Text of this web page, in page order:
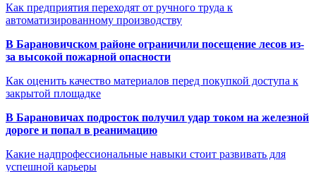
Как предприятия переходят от ручного труда к
автоматизированному производству
В Барановичском районе ограничили посещение лесов из-
за высокой пожарной опасности
Как оценить качество материалов перед покупкой доступа к
закрытой площадке
В Барановичах подросток получил удар током на железной
дороге и попал в реанимацию
Какие надпрофессиональные навыки стоит развивать для
успешной карьеры